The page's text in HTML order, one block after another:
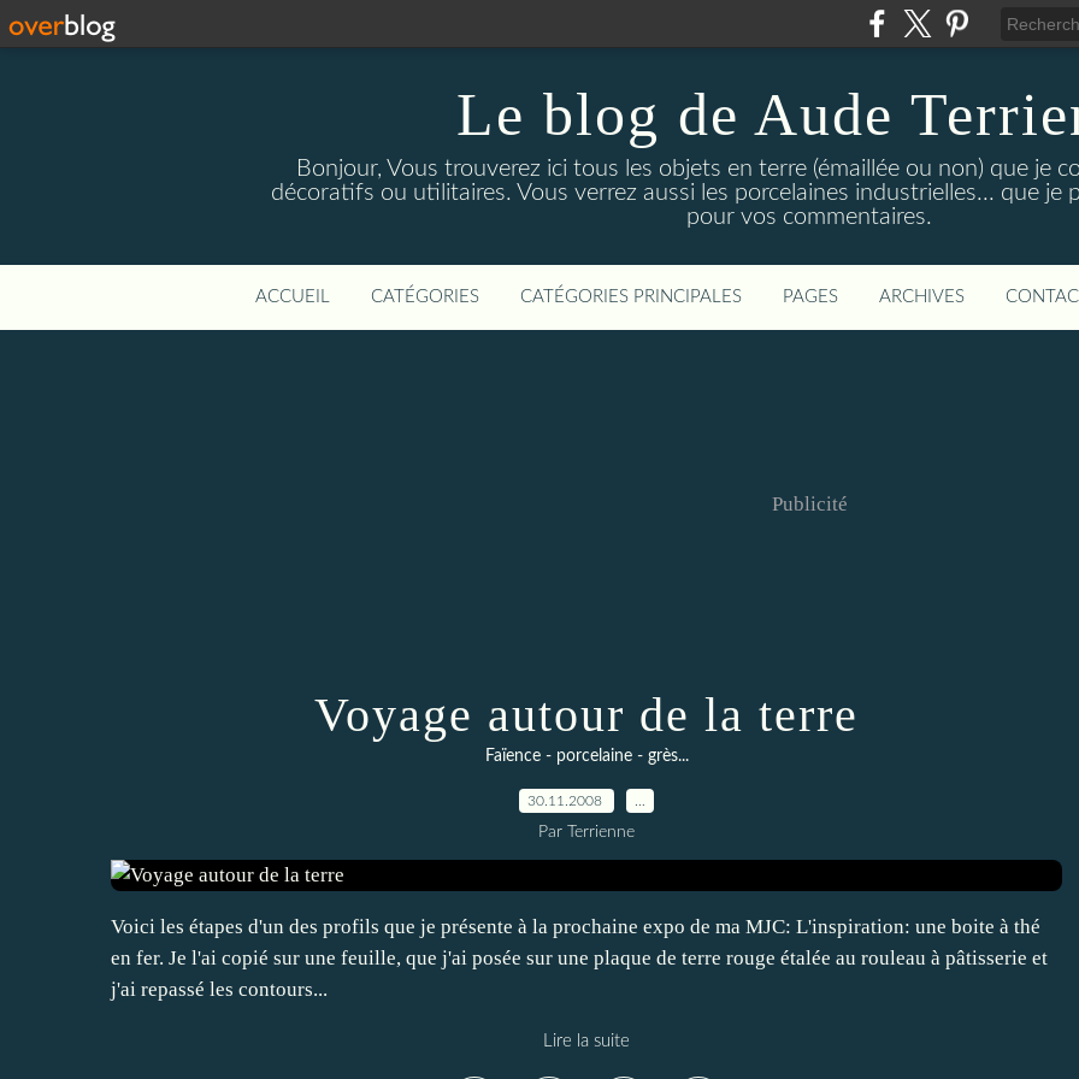
Le blog de Aude
Bonjour, Vous trouverez ici tous les objets en terre (émaillée ou non) que je
décoratifs ou utilitaires. Vous verrez aussi les porcelaines industrielles... que je
pour vos commentaires.
ACCUEIL CATÉGORIES CATÉGORIES PRINCIPALES PAGES ARCHIVES
Publicité
Voyage autour de la terre
Faïence - porcelaine - grès...
30.11.2008
Par Terrienne
Voici les étapes d'un des profils que je présente à la prochaine expo de ma MJC: L'inspiration: une boite à thé
en fer. Je l'ai copié sur une feuille, que j'ai posée sur une plaque de terre rouge étalée au rouleau à pâtisserie et
j'ai repassé les contours...
Lire la suite